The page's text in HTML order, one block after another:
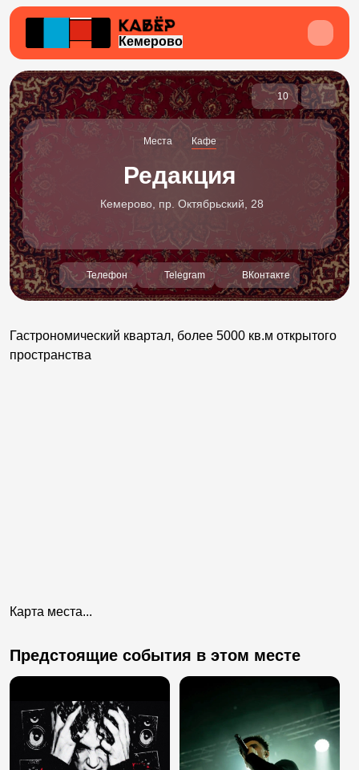
Кемерово
10
Места Кафе
Редакция
Кемерово, пр. Октябрьский, 28
Телефон Telegram ВКонтакте
Гастрономический квартал, более 5000 кв.м открытого
пространства
Карта места...
Предстоящие события в этом месте